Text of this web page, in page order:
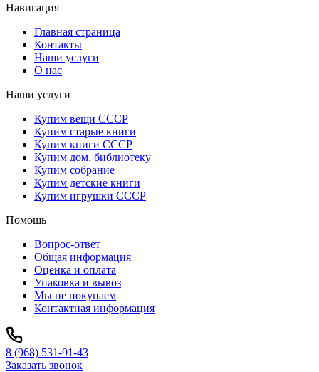
Навигация
Главная страница
Контакты
Наши услуги
О нас
Наши услуги
Купим вещи СССР
Купим старые книги
Купим книги СССР
Купим дом. библиотеку
Купим собрание
Купим детские книги
Купим игрушки СССР
Помощь
Вопрос-ответ
Общая информация
Оценка и оплата
Упаковка и вывоз
Мы не покупаем
Контактная информация
8 (968) 531-91-43
Заказать звонок